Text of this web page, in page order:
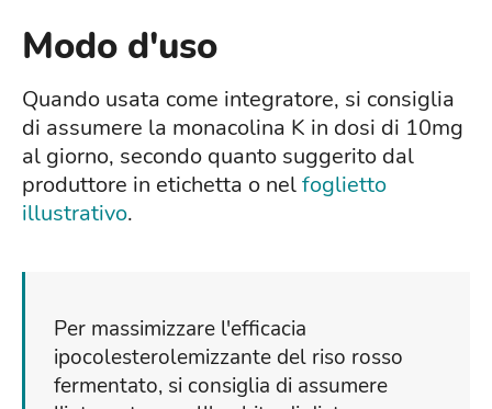
Modo d'uso
Quando usata come integratore, si consiglia
di assumere la monacolina K in dosi di 10mg
al giorno, secondo quanto suggerito dal
produttore in etichetta o nelfoglietto
illustrativo.
Per massimizzare l'efficacia
ipocolesterolemizzante del riso rosso
fermentato, si consiglia di assumere